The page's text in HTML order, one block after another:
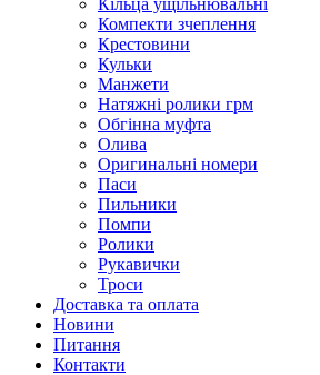
Кільца ущільнювальні
Компекти зчеплення
Крестовини
Кульки
Манжети
Натяжні ролики грм
Обгінна муфта
Олива
Оригинальні номери
Паси
Пильники
Помпи
Ролики
Рукавички
Троси
Доставка та оплата
Новини
Питання
Контакти